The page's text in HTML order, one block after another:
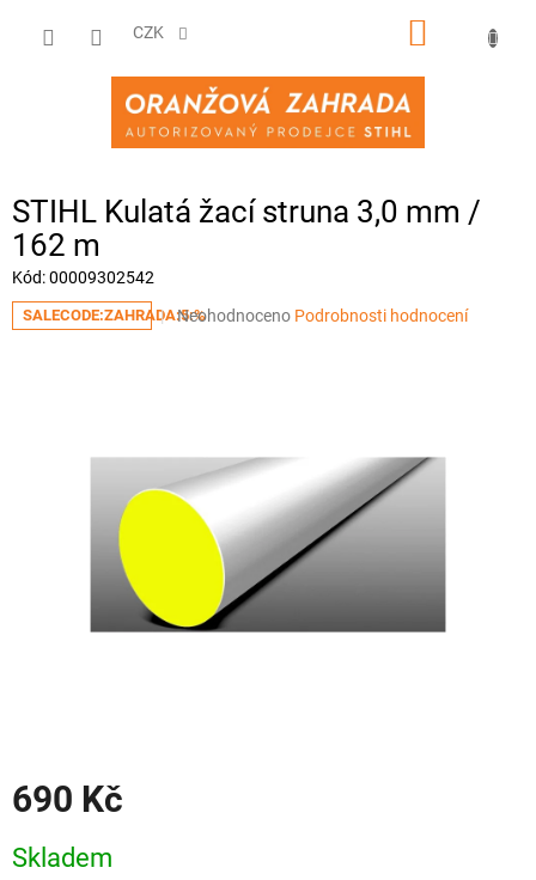
CZK
NÁKUPNÍ
STIHL Kulatá žací struna 3,0 mm /
162 m
Kód:00009302542
SALECODE:ZAHRADA:5:%Průměrné
hvězdiček.
Neohodnoceno Podrobnosti hodnocení
690 Kč
cena:
Skladem